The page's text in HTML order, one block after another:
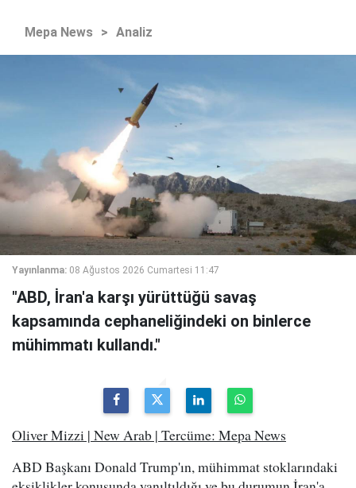
Mepa News > Analiz
Yayınlanma: 08 Ağustos 2026 Cumartesi 11:47
"ABD, İran'a karşı yürüttüğü savaş
kapsamında cephaneliğindeki on binlerce
mühimmatı kullandı."
Oliver Mizzi | New Arab | Tercüme: Mepa News
ABD Başkanı Donald Trump'ın, mühimmat stoklarındaki